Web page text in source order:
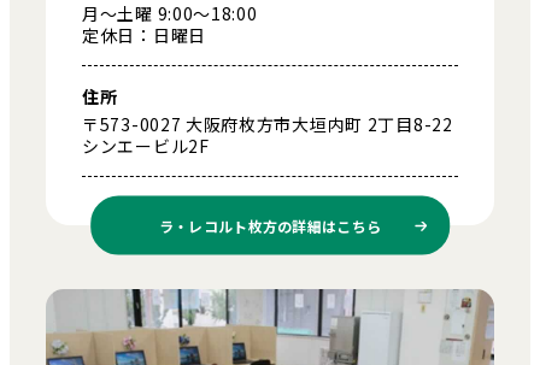
月～土曜 9:00～18:00
定休日：日曜日
住所
〒573-0027 大阪府枚方市大垣内町 2丁目8-22
シンエービル2F
ラ・レコルト枚方の詳細はこちら